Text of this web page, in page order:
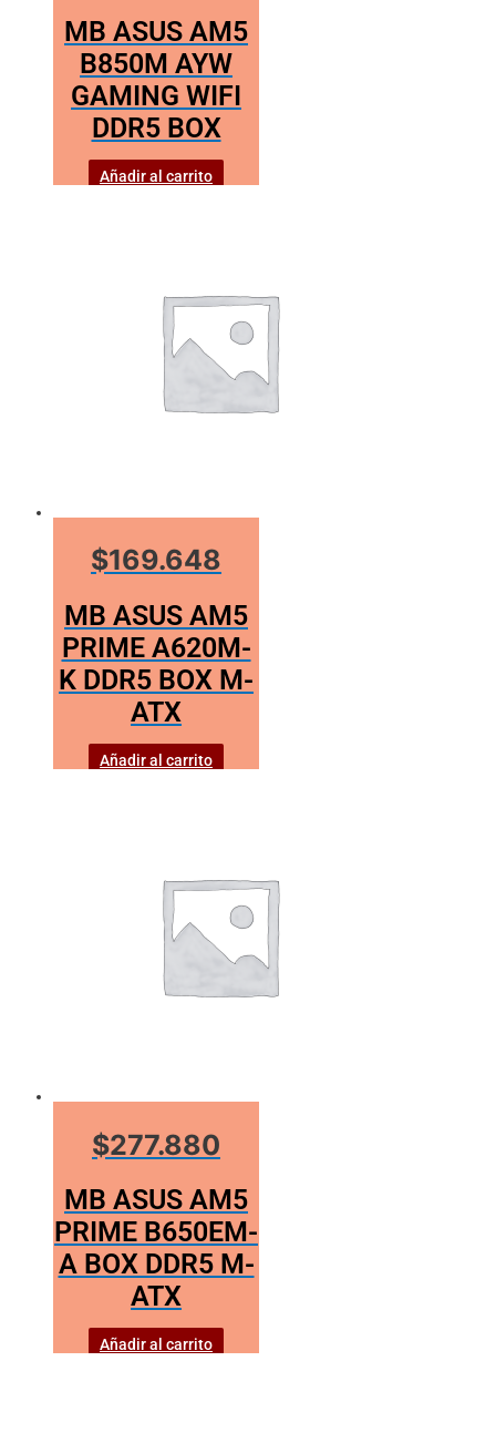
MB ASUS AM5
B850M AYW
GAMING WIFI
DDR5 BOX
Añadir al carrito
$169.648
MB ASUS AM5
PRIME A620M-
K DDR5 BOX M-
ATX
Añadir al carrito
$277.880
MB ASUS AM5
PRIME B650EM-
A BOX DDR5 M-
ATX
Añadir al carrito